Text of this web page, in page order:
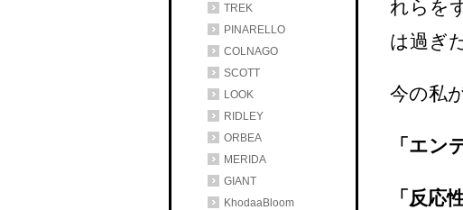
TREK
PINARELLO
COLNAGO
SCOTT
LOOK
RIDLEY
ORBEA
MERIDA
GIANT
KhodaaBloom
れらを
は過ぎ
今の私
「エン
「反